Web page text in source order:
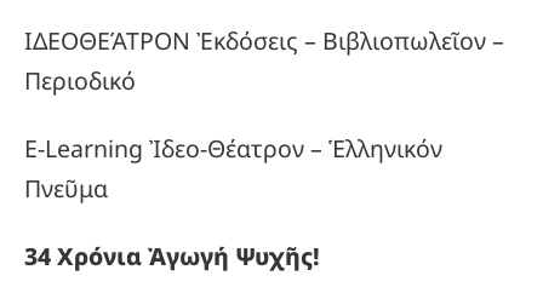
ΙΔΕΟΘΕΆΤΡΟΝ Ἐκδόσεις – Βιβλιοπωλεῖον –
Περιοδικό
E-Learning Ἰδεο-Θέατρον – Ἑλληνικόν
Πνεῦμα
34ΧρόνιαἈγωγή Ψυχῆς!